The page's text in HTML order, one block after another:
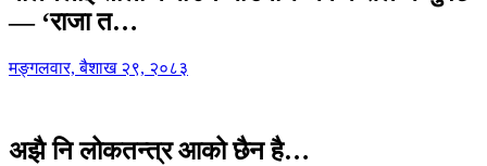
— ‘राजा त…
मङ्गलवार, बैशाख २९, २०८३
अझै नि लोकतन्त्र आको छैन है…